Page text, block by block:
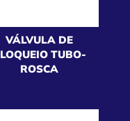
VÁLVULA DE
TUBO-
ROSCA